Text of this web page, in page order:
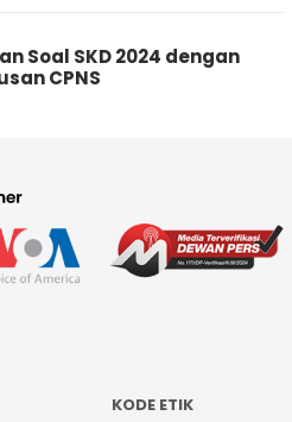
Soal SKD 2024 dengan
CPNS
KODE ETIK